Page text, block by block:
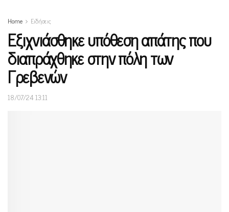
Home Ειδήσεις
Εξιχνιάσθηκε υπόθεση απάτης που
διαπράχθηκε στην πόλη των
Γρεβενών
18/07/24 13:11